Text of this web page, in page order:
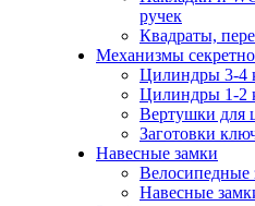
ручек
Квадраты,
Механизмы
Цилиндры 3-4
Цилиндры 1-2
Вертушки для
Заготовки
Навесные замки
Велосипедные
Навесные